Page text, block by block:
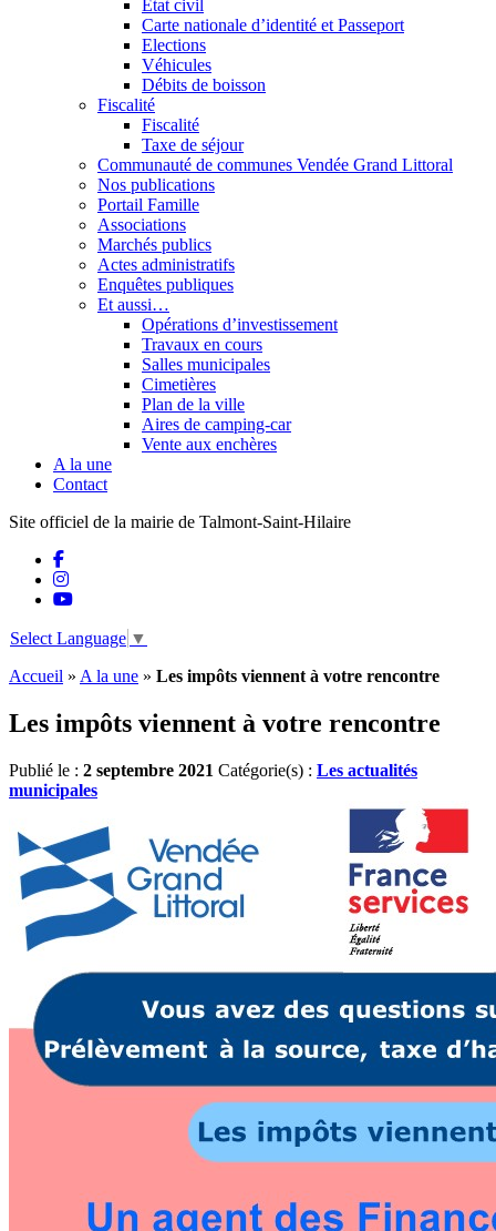
Etat civil
Carte nationale d’identité et Passeport
Elections
Véhicules
Débits de boisson
Fiscalité
Fiscalité
Taxe de séjour
Communauté de communes Vendée Grand Littoral
Nos publications
Portail Famille
Associations
Marchés publics
Actes administratifs
Enquêtes publiques
Et aussi…
Opérations d’investissement
Travaux en cours
Salles municipales
Cimetières
Plan de la ville
Aires de camping-car
Vente aux enchères
A la une
Contact
Site officiel de la mairie de Talmont-Saint-Hilaire
Select Language ▼
Accueil » A la une » Les impôts viennent à votre rencontre
Les impôts viennent à votre rencontre
Publié le : 2 septembre 2021 Catégorie(s) : Les actualités
municipales